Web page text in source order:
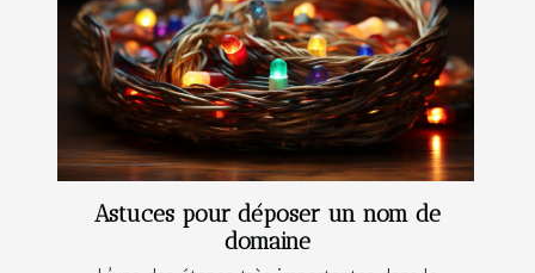
Astuces pour déposer un nom de
domaine